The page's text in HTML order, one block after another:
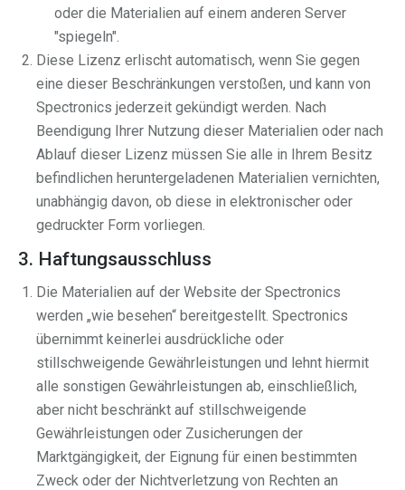
oder die Materialien auf einem anderen Server
"spiegeln".
Diese Lizenz erlischt automatisch, wenn Sie gegen
eine dieser Beschränkungen verstoßen, und kann von
Spectronics jederzeit gekündigt werden. Nach
Beendigung Ihrer Nutzung dieser Materialien oder nach
Ablauf dieser Lizenz müssen Sie alle in Ihrem Besitz
befindlichen heruntergeladenen Materialien vernichten,
unabhängig davon, ob diese in elektronischer oder
gedruckter Form vorliegen.
3. Haftungsausschluss
Die Materialien auf der Website der Spectronics
werden „wie besehen“ bereitgestellt. Spectronics
übernimmt keinerlei ausdrückliche oder
stillschweigende Gewährleistungen und lehnt hiermit
alle sonstigen Gewährleistungen ab, einschließlich,
aber nicht beschränkt auf stillschweigende
Gewährleistungen oder Zusicherungen der
Marktgängigkeit, der Eignung für einen bestimmten
Zweck oder der Nichtverletzung von Rechten an